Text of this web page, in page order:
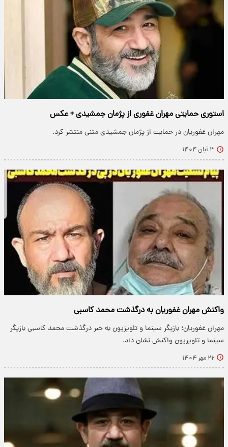
استوری حمایتی مهران غفوری از پژمان جمشیدی + عکس
مهران غفوریان در حمایت از پژمان جمشیدی متنی منتشر کرد.
۳ آبان ۱۴۰۴
واکنش مهران غفوریان به درگذشت محمد کاسبی
مهران غفوریان؛ بازیگر سینما و تلویزیون به خبر درگذشت محمد کاسبی بازیگر
سینما و تلویزیون واکنش نشان داد.
۲۲ مهر ۱۴۰۴